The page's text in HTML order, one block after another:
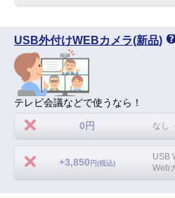
USB外付けWEBカメラ(新品)
テレビ会議などで使うなら！
0円 なし
+3,850 円(税込)
USB
Web